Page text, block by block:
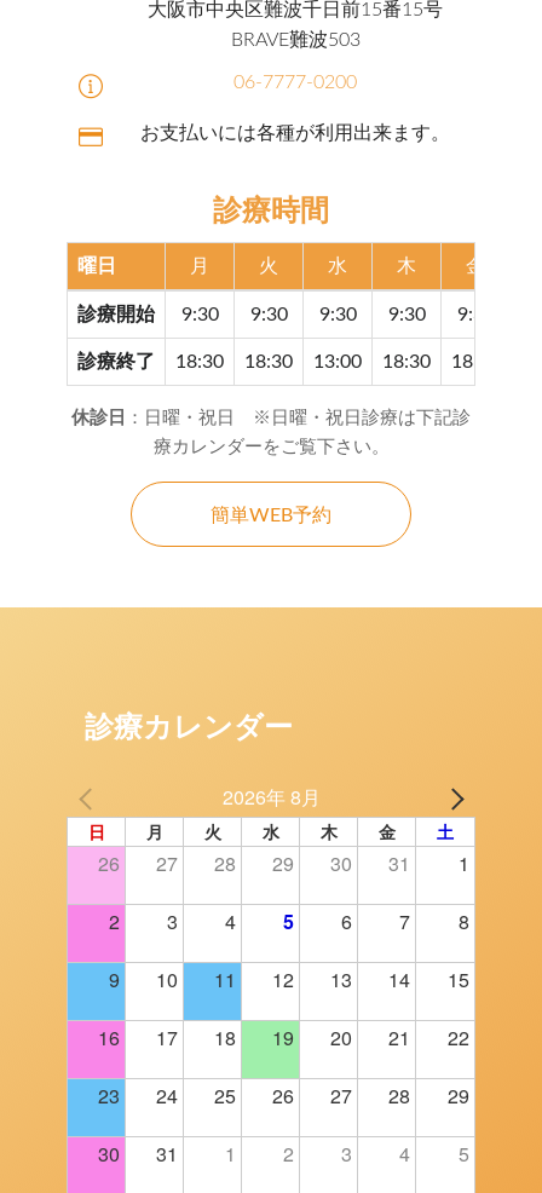
大阪市中央区難波千日前15番15号
BRAVE難波503
06-7777-0200
お支払いには各種が利用出来ます。
診療時間
曜日 月 火 水 木 金
診療開始 9:30 9:30 9:30 9:30 9:30
診療終了 18:30 18:30 13:00 18:30 18:30
休診日 ：日曜・祝日 ※日曜・祝日診療は下記診
療カレンダーをご覧下さい。
簡単WEB予約
診療カレンダー
2026年 8月
日 月 火 水 木 金 土
26 27 28 29 30 31 1
2 3 4 5 6 7 8
9 10 11 12 13 14 15
16 17 18 19 20 21 22
23 24 25 26 27 28 29
30 31 1 2 3 4 5